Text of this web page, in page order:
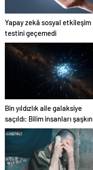
Yapay zekâ sosyal etkileşim
testini geçemedi
Bin yıldızlık aile galaksiye
saçıldı: Bilim insanları şaşkın